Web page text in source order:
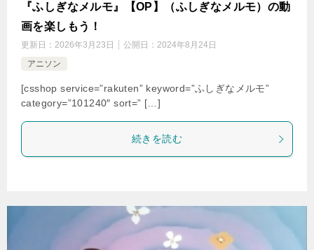
『ふしぎなメルモ』【OP】（ふしぎなメルモ）の動
画を楽しもう！
更新日： 2026年3月23日 公開日： 2024年8月24日
アニソン
[csshop service=”rakuten” keyword=”ふしぎなメルモ”
category=”101240″ sort=” […]
続きを読む